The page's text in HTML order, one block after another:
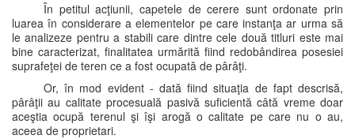
În petitul acţiunii, capetele de cerere sunt ordonate prin
luarea în considerare a elementelor pe care instanţa ar urma să
le analizeze pentru a stabili care dintre cele două titluri este mai
bine caracterizat, finalitatea urmărită fiind redobândirea posesiei
suprafeţei de teren ce a fost ocupată de pârâţi.
Or, în mod evident - dată fiind situaţia de fapt descrisă,
pârâţii au calitate procesuală pasivă suficientă câtă vreme doar
aceştia ocupă terenul şi îşi arogă o calitate pe care nu o au,
aceea de proprietari.